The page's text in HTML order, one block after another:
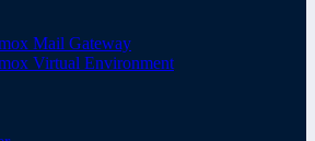
Mail Gateway
Virtual Environment